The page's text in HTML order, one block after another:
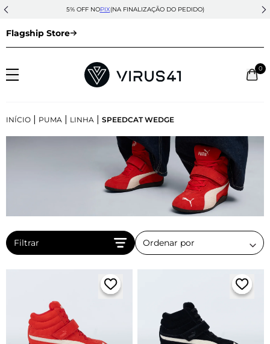
5% OFF NOPIX(NA FINALIZAÇÃO DO PEDIDO)
Flagship Store
0
INÍCIO | PUMA | LINHA | SPEEDCAT WEDGE
Filtrar